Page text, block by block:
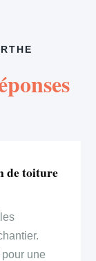
de toiture
une